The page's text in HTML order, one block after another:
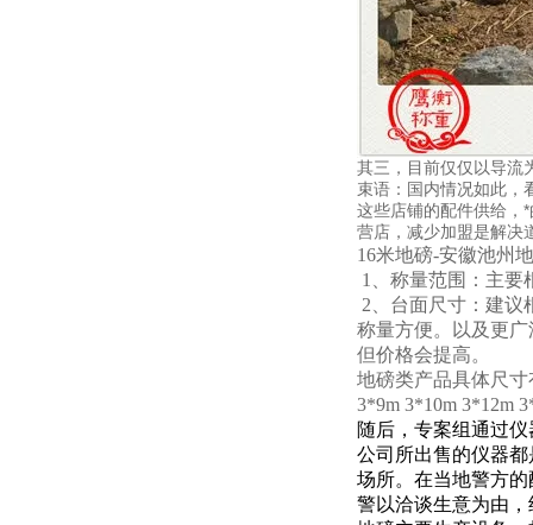
其三，目前仅仅以导流
束语：国内情况如此，
这些店铺的配件供给，
营店，减少加盟是解决
16米地磅-安徽池州
1、称量范围：主要
2、台面尺寸：建议
称量方便。以及更
但价格会提高。
地磅类产品具体尺寸
3*9m 3*10m 3*12m
随后，专案组通过
公司所出售的仪器
场所。在当地警方
警以洽谈生意为由